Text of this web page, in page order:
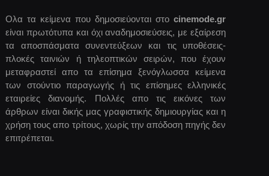
Ολα τα κείμενα που δημοσιεύονται στο cinemode.gr
είναι πρωτότυπα και όχι αναδημοσιεύσεις, με εξαίρεση
τα αποσπάσματα συνεντεύξεων και τις υποθέσεις-
πλοκές ταινιών ή τηλεοπτικών σειρών, που έχουν
μεταφραστεί απο τα επίσημα ξενόγλωσσα κείμενα
των στούντιο παραγωγής ή τις επίσημες ελληνικές
εταιρείες διανομής. Πολλές απο τις εικόνες των
άρθρων είναι δικής μας γραφιστικής δημιουργίας και η
χρήση τους απο τρίτους, χωρίς την απόδοση πηγής δεν
επιτρέπεται.